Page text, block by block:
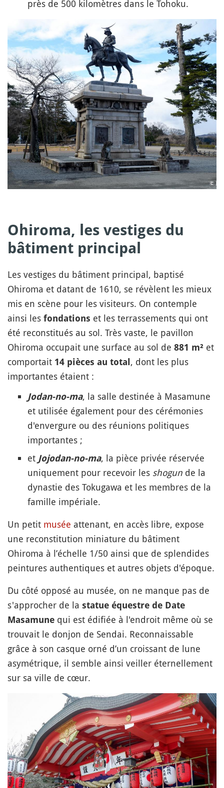
près de 500 kilomètres dans le Tohoku.
Ohiroma, les vestiges du
bâtiment principal
Les vestiges du bâtiment principal, baptisé
Ohiroma et datant de 1610, se révèlent les mieux
mis en scène pour les visiteurs. On contemple
ainsi les fondations et les terrassements qui ont
été reconstitués au sol. Très vaste, le pavillon
Ohiroma occupait une surface au sol de 881 m² et
comportait 14 pièces au total , dont les plus
importantes étaient :
Jodan-no-ma, la salle destinée à Masamune
et utilisée également pour des cérémonies
d'envergure ou des réunions politiques
importantes ;
et Jojodan-no-ma, la pièce privée réservée
uniquement pour recevoir les shogun de la
dynastie des Tokugawa et les membres de la
famille impériale.
Un petit musée attenant, en accès libre, expose
une reconstitution miniature du bâtiment
Ohiroma à l’échelle 1/50 ainsi que de splendides
peintures authentiques et autres objets d'époque.
Du côté opposé au musée, on ne manque pas de
s'approcher de la statue équestre de Date
Masamune qui est édifiée à l'endroit même où se
trouvait le donjon de Sendai. Reconnaissable
grâce à son casque orné d’un croissant de lune
asymétrique, il semble ainsi veiller éternellement
sur sa ville de cœur.